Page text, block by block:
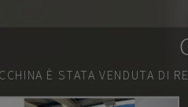
È STATA VENDUTA DI